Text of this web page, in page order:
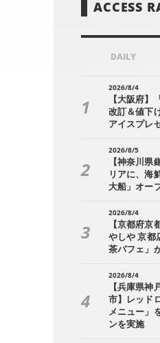
ACCESS
DAILY
2026/8/4
【大阪府】
改訂＆値下
アイスプレ
2026/8/5
【神奈川県
リアに、海
大船」オー
2026/8/4
【京都府京
やしや 京都
茶パフェ」
2026/8/4
【兵庫県神
市】レッド
メニュー」
ンを実施